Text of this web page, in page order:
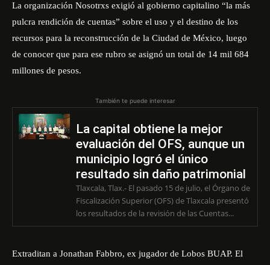
La organización Nosotrxs exigió al gobierno capitalino “la más
pulcra rendición de cuentas” sobre el uso y el destino de los
recursos para la reconstrucción de la Ciudad de México, luego
de conocer que para ese rubro se asignó un total de 14 mil 684
millones de pesos.
También te puede interesar
La capital obtiene la mejor
evaluación del OFS, aunque un
municipio logró el único
resultado sin daño patrimonial
Tlaxcala, Tlax.- El pasado 15 de julio, el Órgano de
Fiscalización Superior (OFS) de Tlaxcala presentó
los resultados de la revisión de las Cuentas...
Extraditan a Jonathan Fabbro, ex jugador de Lobos BUAP. El